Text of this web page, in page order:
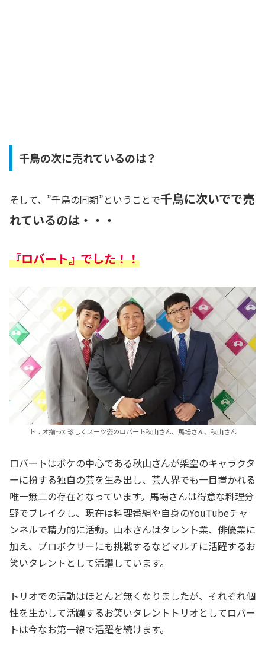
千鳥の次に売れているのは？
そして、”千鳥の同期”ということで千鳥に次いでで売
れているのは・・・
『ロバート』でした！！
トリオ揃って珍しくスーツ姿のロバート秋山さん、馬場さん、秋山さん
ロバートはボケの中心である秋山さんが架空のキャラクタ
ーに扮する独自の芸を生み出し、芸人界でも一目置かれる
唯一無二の存在となっています。馬場さんは得意な料理分
野でブレイクし、現在は料理番組や自身のYouTubeチャ
ンネルで精力的に活動。山本さんはタレント業、俳優業に
加え、プロボクサーにも挑戦するなどマルチに活躍するお
笑いタレントとして活躍しています。
トリオでの活動はほとんど無くなりましたが、それぞれ個
性を生かして活躍するお笑いタレントトリオとしてロバー
トは今なお第一線で活躍を続けます。